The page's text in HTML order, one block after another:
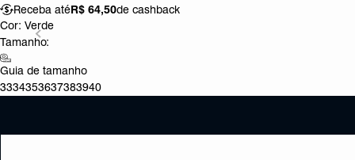
Receba atéR$ 64,50de cashback
Cor: Verde
Tamanho:
Guia de tamanho
3334353637383940